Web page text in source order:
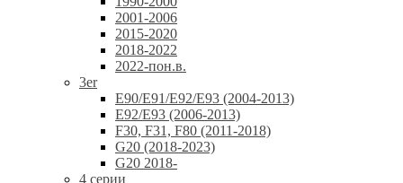
2001-2006
2015-2020
2018-2022
2022-пон.в.
3er
E90/E91/E92/E93 (2004-2013)
E92/E93 (2006-2013)
F30, F31, F80 (2011-2018)
G20 (2018-2023)
G20 2018-
4 серии